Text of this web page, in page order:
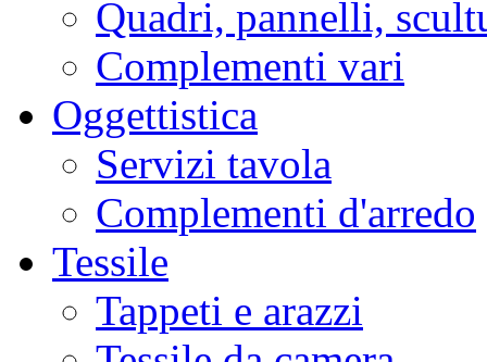
Quadri, pannelli,
Complementi vari
Oggettistica
Servizi tavola
Complementi d'arredo
Tessile
Tappeti e arazzi